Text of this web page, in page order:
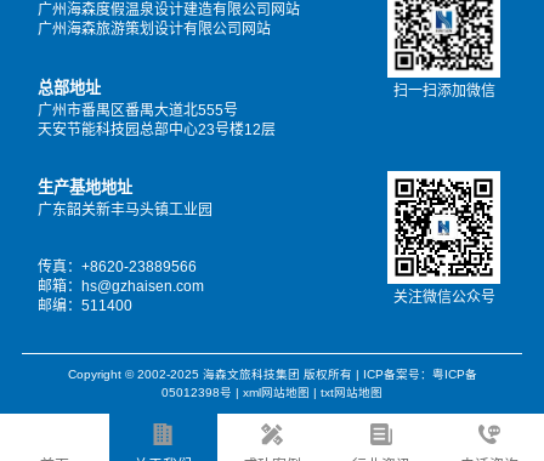
广州海森度假温泉设计建造有限公司网站
广州海森旅游策划设计有限公司网站
总部地址
广州市番禺区番禺大道北555号
天安节能科技园总部中心23号楼12层
生产基地地址
广东韶关新丰马头镇工业园
传真：+8620-23889566
邮箱：hs@gzhaisen.com
邮编：511400
扫一扫添加微信
关注微信公众号
Copyright © 2002-2025 海森文旅科技集团 版权所有 | ICP备案号：粤ICP备
05012398号 | xml网站地图 | txt网站地图